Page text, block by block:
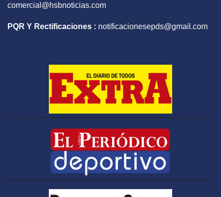
comercial@hsbnoticias.com
PQR Y Rectificaciones : notificacionesepds@gmail.com